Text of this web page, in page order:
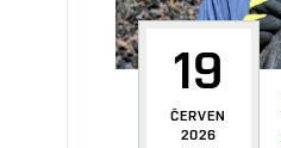
19
ČERVEN
2026